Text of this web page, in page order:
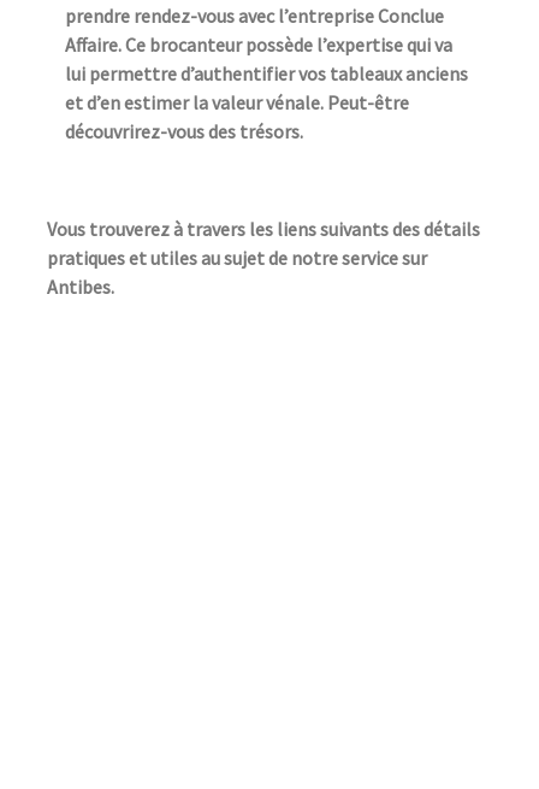
prendre rendez-vous avec l’entreprise Conclue
Affaire. Ce brocanteur possède l’expertise qui va
lui permettre d’authentifier vos tableaux anciens
et d’en estimer la valeur vénale. Peut-être
découvrirez-vous des trésors.
Vous trouverez à travers les liens suivants des détails
pratiques et utiles au sujet de notre service sur
Antibes.